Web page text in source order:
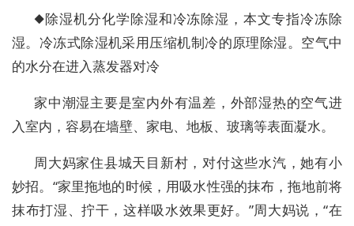
◆除湿机分化学除湿和冷冻除湿 ，本文专指冷冻除
湿。 冷冻式除湿机采用压缩机制冷的原理除湿。 空气中
的水分在进入蒸发器对冷
家中潮湿主要是室内外有温差，外部湿热的空气进
入室内，容易在墙壁、家电、地板、玻璃等表面凝水。
周大妈家住县城天目新村，对付这些水汽，她有小
妙招。“家里拖地的时候，用吸水性强的抹布，拖地前将
抹布打湿、拧干，这样吸水效果更好。”周大妈说，“在